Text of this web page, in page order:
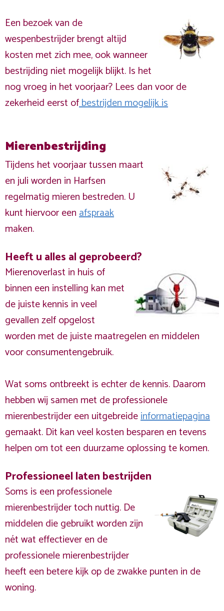
Een bezoek van de
wespenbestrijder brengt altijd
kosten met zich mee, ook wanneer
bestrijding niet mogelijk blijkt. Is het
nog vroeg in het voorjaar? Lees dan voor de
zekerheid eerst ofbestrijden mogelijk is
Mierenbestrijding
Tijdens het voorjaar tussen maart
en juli worden in Harfsen
regelmatig mieren bestreden. U
kunt hiervoor eenafspraak
maken.
Heeft u alles al geprobeerd?
Mierenoverlast in huis of
binnen een instelling kan met
de juiste kennis in veel
gevallen zelf opgelost
worden met de juiste maatregelen en middelen
voor consumentengebruik.
Wat soms ontbreekt is echter de kennis. Daarom
hebben wij samen met de professionele
mierenbestrijder een uitgebreideinformatiepagina
gemaakt. Dit kan veel kosten besparen en tevens
helpen om tot een duurzame oplossing te komen.
Professioneel laten bestrijden
Soms is een professionele
mierenbestrijder toch nuttig. De
middelen die gebruikt worden zijn
nét wat effectiever en de
professionele mierenbestrijder
heeft een betere kijk op de zwakke punten in de
woning.